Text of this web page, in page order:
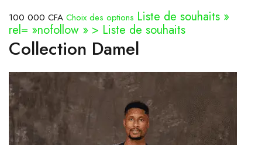
100 000 CFA Choix des options Liste de souhaits »
rel= »nofollow » > Liste de souhaits
Collection Damel